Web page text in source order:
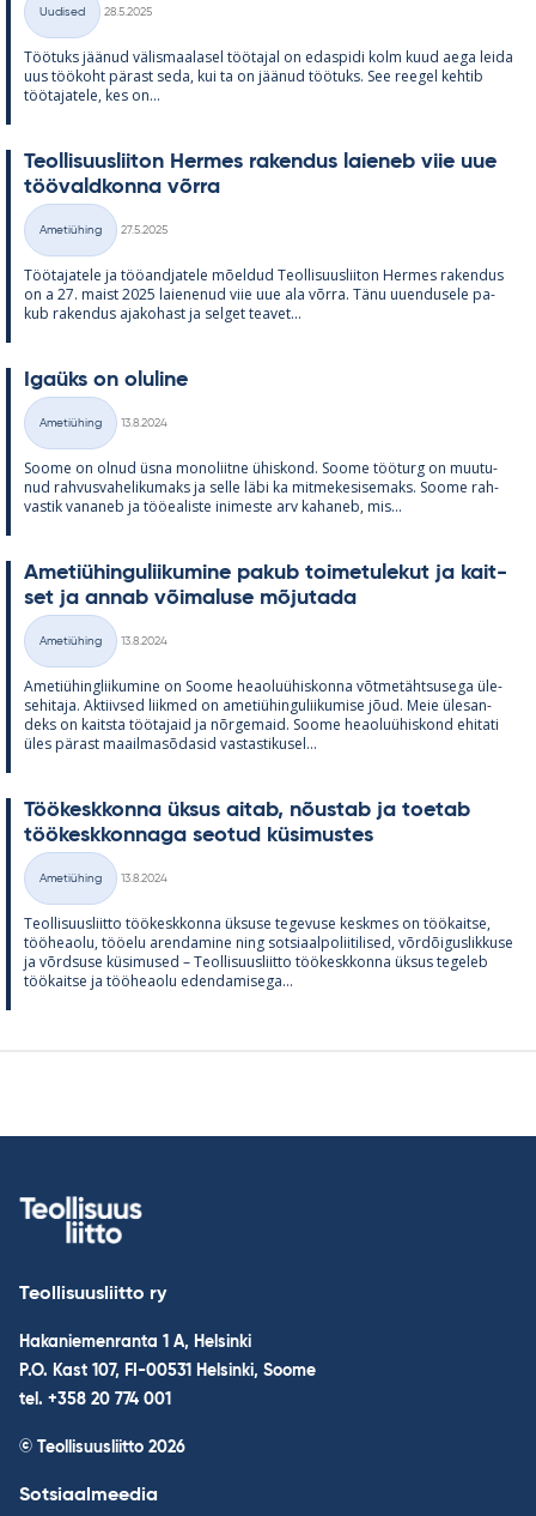
Kategooriad
Uudised
28.5.2025
Töö­tuks jää­nud vä­lis­maa­la­sel töö­ta­jal on edas­pidi kolm kuud aega leida
uus töö­koht pä­rast seda, kui ta on jää­nud töö­tuks. See ree­gel keh­tib
töö­ta­ja­tele, kes on...
Teol­li­suus­lii­ton Her­mes ra­ken­dus lai­e­neb viie uue
töö­vald­konna võrra
Kategooriad
Ametiühing
27.5.2025
Töö­ta­ja­tele ja töö­and­ja­tele mõel­dud Teol­li­suus­lii­ton Her­mes ra­ken­dus
on a 27. maist 2025 lai­e­ne­nud viie uue ala võrra. Tänu uu­en­dusele pa­
kub ra­ken­dus aja­ko­hast ja sel­get tea­vet...
Igaüks on olu­line
Kategooriad
Ametiühing
13.8.2024
Soome on ol­nud üsna mo­no­liitne ühis­kond. Soome töö­turg on muu­tu­
nud rah­vus­va­he­li­ku­maks ja selle läbi ka mit­me­ke­si­se­maks. Soome rah­
vas­tik va­na­neb ja töö­ea­liste ini­meste arv ka­ha­neb, mis...
Ame­tiü­hin­gu­lii­ku­mine pa­kub toi­me­tu­le­kut ja kait­
set ja an­nab või­ma­luse mõ­ju­tada
Kategooriad
Ametiühing
13.8.2024
Ame­tiü­hinglii­ku­mine on Soome heao­luü­his­konna võt­me­täht­susega üle­
se­hi­taja. Ak­tiiv­sed liik­med on ame­tiü­hin­gu­lii­ku­mise jõud. Meie üle­san­
deks on kaitsta töö­ta­jaid ja nõr­ge­maid. Soome heao­luü­his­kond ehi­tati
üles pä­rast maa­il­masõ­da­sid vas­tas­ti­kusel...
Töö­kesk­konna ük­sus ai­tab, nõus­tab ja toe­tab
töö­kesk­kon­naga seo­tud kü­si­mus­tes
Kategooriad
Ametiühing
13.8.2024
Teol­li­suus­liitto töö­kesk­konna ük­suse te­ge­vuse kesk­mes on töö­kaitse,
töö­heaolu, töö­elu aren­da­mine ning sot­si­aal­po­lii­ti­li­sed, võrdõi­gus­lik­kuse
ja võrd­suse kü­si­mused – Teol­li­suus­liitto töö­kesk­konna ük­sus te­ge­leb
töö­kaitse ja töö­heaolu eden­da­mi­sega...
Teollisuusliitto ry
Hakaniemenranta 1 A, Helsinki
P.O. Kast 107, FI-00531 Helsinki, Soome
tel. +358 20 774 001
© Teollisuusliitto 2026
Sotsiaalmeedia